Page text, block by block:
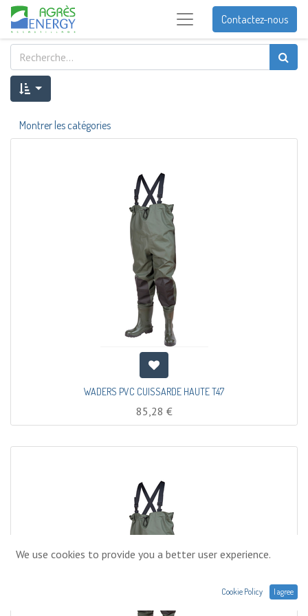
Contactez-nous
Montrer les catégories
WADERS PVC CUISSARDE HAUTE T47
85,28 €
We use cookies to provide you a better user experience.
Cookie Policy I agree